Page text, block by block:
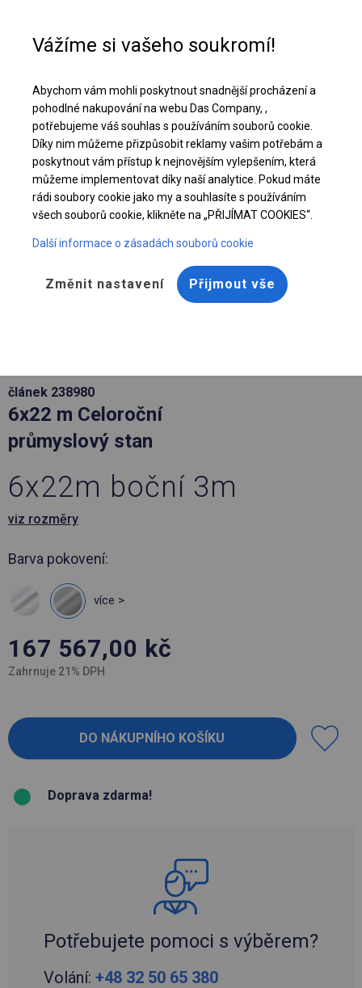
Stáhněte si nabídku PDF
článek 238980
6x22 m Celoroční
průmyslový stan
6x22m boční 3m
viz rozměry
Barva pokovení:
více >
167 567,00 kč
Zahrnuje 21% DPH
Doprava zdarma!
Potřebujete pomoci s výběrem?
Volání: +48 32 50 65 380
Vážíme si vašeho soukromí!
Abychom vám mohli poskytnout snadnější procházení a
pohodlné nakupování na webu Das Company, ,
potřebujeme váš souhlas s používáním souborů cookie.
Díky nim můžeme přizpůsobit reklamy vašim potřebám a
poskytnout vám přístup k nejnovějším vylepšením, která
můžeme implementovat díky naší analytice. Pokud máte
rádi soubory cookie jako my a souhlasíte s používáním
všech souborů cookie, klikněte na „PŘIJÍMAT COOKIES“.
Další informace o zásadách souborů cookie
Změnit nastavení Přijmout vše